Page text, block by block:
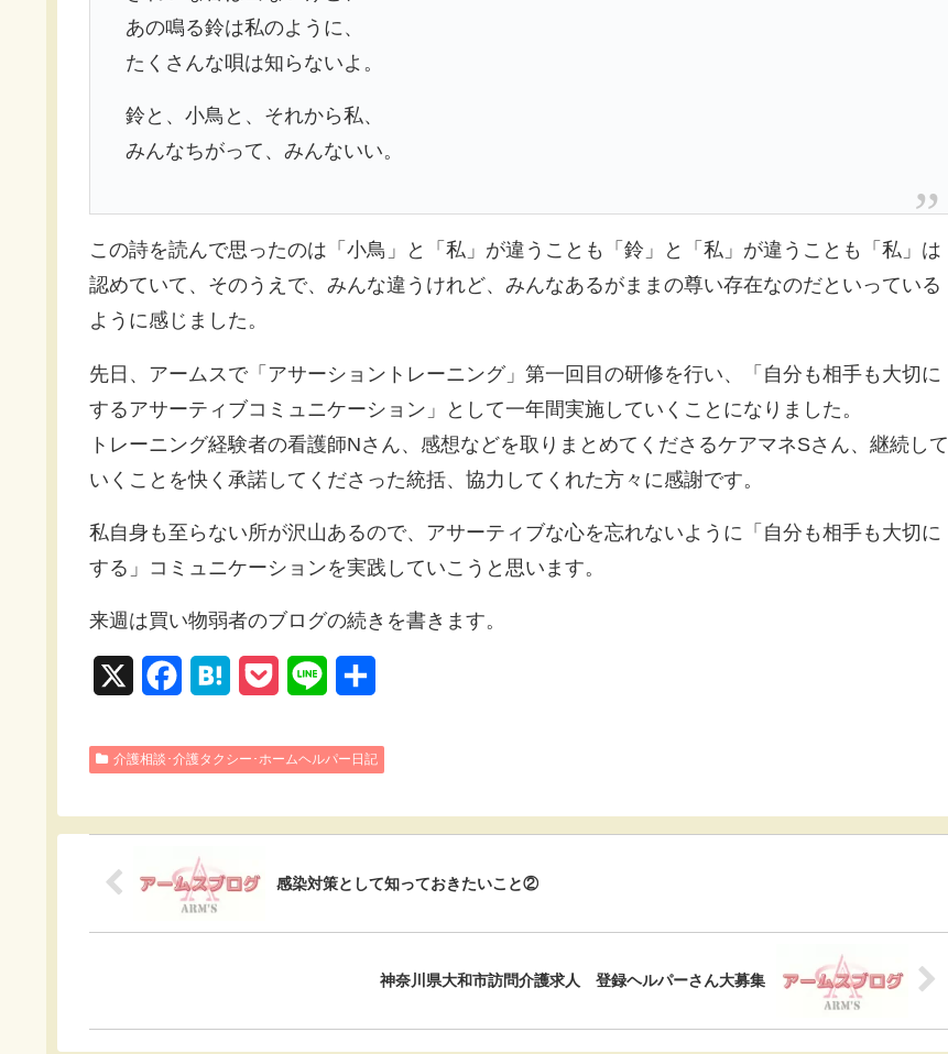
あの鳴る鈴は私のように、
たくさんな唄は知らないよ。
鈴と、小鳥と、それから私、
みんなちがって、みんないい。
この詩を読んで思ったのは「小鳥」と「私」が違うことも「鈴」と「私」が違うことも「私」は
認めていて、そのうえで、みんな違うけれど、みんなあるがままの尊い存在なのだといっている
ように感じました。
先日、アームスで「アサーショントレーニング」第一回目の研修を行い、「自分も相手も大切に
するアサーティブコミュニケーション」として一年間実施していくことになりました。
トレーニング経験者の看護師Nさん、感想などを取りまとめてくださるケアマネSさん、継続して
いくことを快く承諾してくださった統括、協力してくれた方々に感謝です。
私自身も至らない所が沢山あるので、アサーティブな心を忘れないように「自分も相手も大切に
する」コミュニケーションを実践していこうと思います。
来週は買い物弱者のブログの続きを書きます。
c
b
o
o
t
n
a
c
e
t
n
介護相談･介護タクシー･ホームヘルパー日記
感染対策として知っておきたいこと②
神奈川県大和市訪問介護求人 登録ヘルパーさん大募集